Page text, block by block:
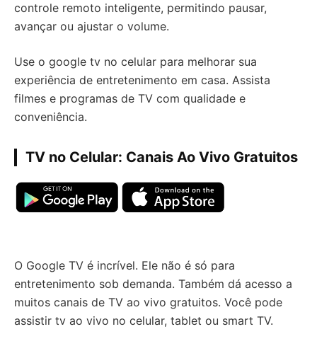
controle remoto inteligente, permitindo pausar,
avançar ou ajustar o volume.
Use o google tv no celular para melhorar sua
experiência de entretenimento em casa. Assista
filmes e programas de TV com qualidade e
conveniência.
TV no Celular: Canais Ao Vivo Gratuitos
O Google TV é incrível. Ele não é só para
entretenimento sob demanda. Também dá acesso a
muitos canais de TV ao vivo gratuitos. Você pode
assistir tv ao vivo no celular, tablet ou smart TV.